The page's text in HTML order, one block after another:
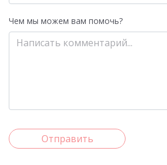
Чем мы можем вам помочь?
Отправить